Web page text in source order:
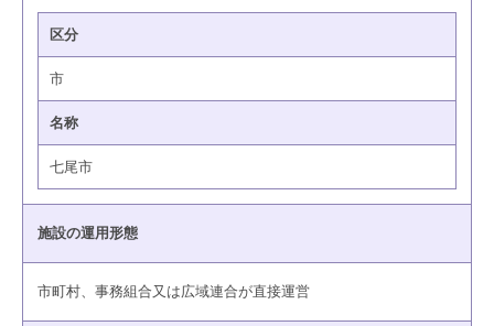
区分
市
名称
七尾市
施設の運用形態
市町村、事務組合又は広域連合が直接運営